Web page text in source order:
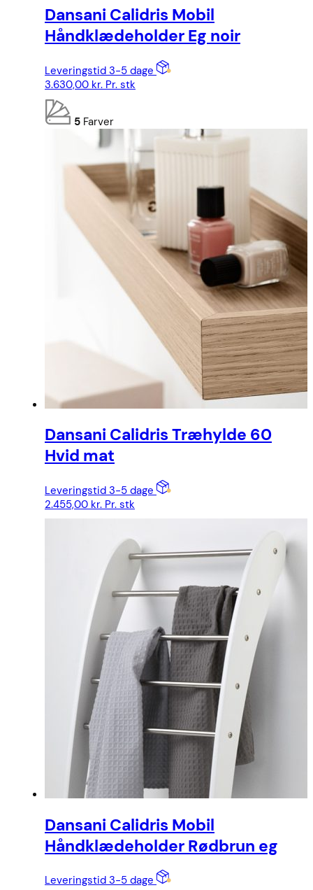
Dansani Calidris Mobil
Håndklædeholder Eg noir
Leveringstid 3-5 dage
3.630,00 kr. Pr. stk
5 Farver
Dansani Calidris Træhylde 60
Hvid mat
Leveringstid 3-5 dage
2.455,00 kr. Pr. stk
Dansani Calidris Mobil
Håndklædeholder Rødbrun eg
Leveringstid 3-5 dage